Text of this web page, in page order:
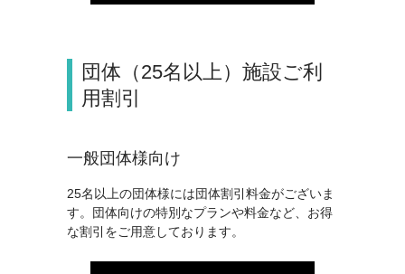
団体（25名以上）施設ご利
用割引
一般団体様向け
25名以上の団体様には団体割引料金がございま
す。団体向けの特別なプランや料金など、お得
な割引をご用意しております。